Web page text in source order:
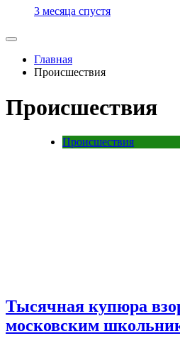
3 месяца спустя
Главная
Происшествия
Происшествия
Происшествия
Тысячная купюра
московским